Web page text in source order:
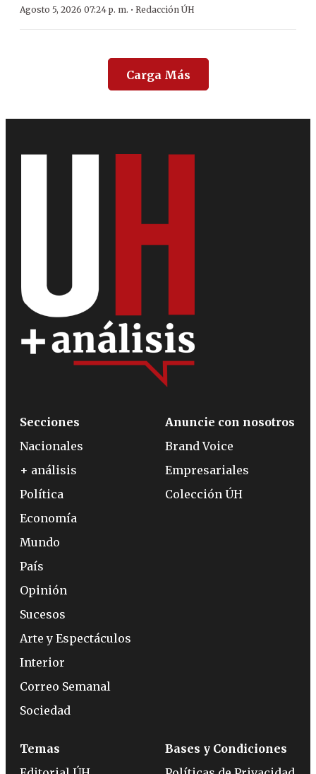
Agosto 5, 2026 07:24 p. m. · Redacción ÚH
Carga Más
Secciones
Nacionales
+ análisis
Política
Economía
Mundo
País
Opinión
Sucesos
Arte y Espectáculos
Interior
Correo Semanal
Sociedad
Anuncie con nosotros
Brand Voice
Empresariales
Colección ÚH
Temas
Bases y Condiciones